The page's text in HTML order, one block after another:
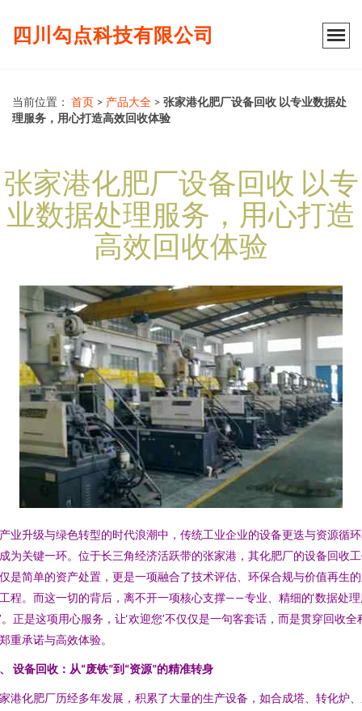
四川勾点科技有限公司
当前位置： 首页 > 产品大全 > 张家港化肥厂设备回收 以专业数据处
理服务，用心打造高效回收体验
张家港化肥厂设备回收 以专
业数据处理服务，用心打造
高效回收体验
业升级与绿色转型的时代浪潮中，传统工业企业的设备更迭与资源循
为关键一环。位于长三角经济活跃带的张家港，其化肥厂的设备回收
是简单的资产处置，更是一项融合了技术评估、环保合规与价值再生
程。而这一切的背后，离不开一项核心支撑——专业、精细的‘数据处
。正是这项用心服务，让‘欢迎您’不仅仅是一句客套话，而是贯穿回收全
重承诺与高效体验。
设备回收：从“废铁”到“资源”的精准转身
港化肥厂历经多年发展，积累了大量的生产设备，如合成塔、转化炉